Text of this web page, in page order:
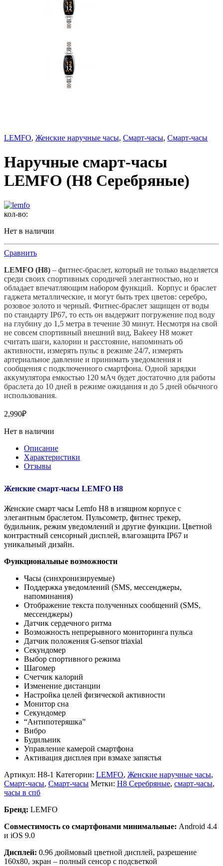
LEMFO, Женские наручные часы, Смарт-часы, Смарт-часы
Наручные смарт-часы
LEMFO (H8 Серебряные)
кол-во:
Нет в наличии
Сравнить
LEMFO (H8) – фитнес-браслет, который не только выделяется
среди своих спортивных сородичей элегантностью, но и
обладает впечатляющим набором функций. Корпус и браслет
гаджета металлические, и могут быть трех цветов: серебро,
розовое золото и черный. Фитнес-браслет защищен от воды
по стандарту IP67, то есть он выдержит погружение под воду
на глубину до 1,5 метра в течение 30 минут. Несмотря на свой
не совсем спортивный внешний вид, Bakeey H8 может
считать шаги, калории и расстояние, напоминать об
активности, измерять пульс в режиме 24/7, измерять
артериальное давление и принимать уведомления и
сообщения с подключенного смартфона. Одной зарядки
аккумулятора емкостью 120 мАч будет достаточно для работы
браслета до 10 дней в режиме ожидания и до 5 дней обычного
использования.
2,990₽
Нет в наличии
Описание
Характеристики
Отзывы
Женские смарт-часы LEMFO H8
Женские смарт часы Lemfo H8 в изящном корпусе с
элегантным браслетом. Пульсометр, фитнес трекер,
будильник, режим уведомлений и другие функции. Цветной
контрастный сенсорный дисплей, влагозащита IP67 и
уникальный дизайн.
Функциональные возможности
Часы (синхронизируемые)
Поддержка уведомлений (SMS, мессенджеры,
напоминания)
Отображение текста полученных сообщений (SMS,
мессенджеры)
Датчик сердечного ритма
Возможность непрерывного мониторинга пульса
Датчик положения G-sensor triaxial
Секундомер
Выбор спортивного режима
Шагомер
Счетчик калорий
Изменение дистанции
Настройка целей физической активности
Монитор сна
Секундомер
“Антипотеряшка”
Вибро
Будильник
Управление камерой смартфона
Активация дисплея при взмахе запястья
Артикул: H8-1 Категории: LEMFO, Женские наручные часы,
Смарт-часы, Смарт-часы Метки: H8 Серебряные, смарт-часы,
часы в спб
Бренд: LEMFO
Совместимость со смартфонами минимальные: Android 4.4
и iOS 9.0
Дисплей: 0.96 дюймовый цветной дисплей, разрешение
160х80, экран – полный сенсор с подсветкой